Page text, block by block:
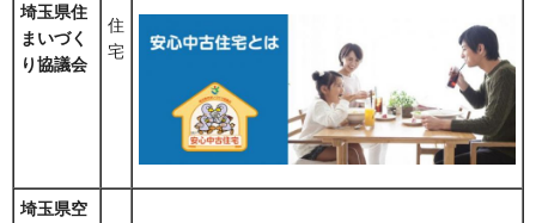
埼玉県住
まいづく
り協議会
住
宅
埼玉県空